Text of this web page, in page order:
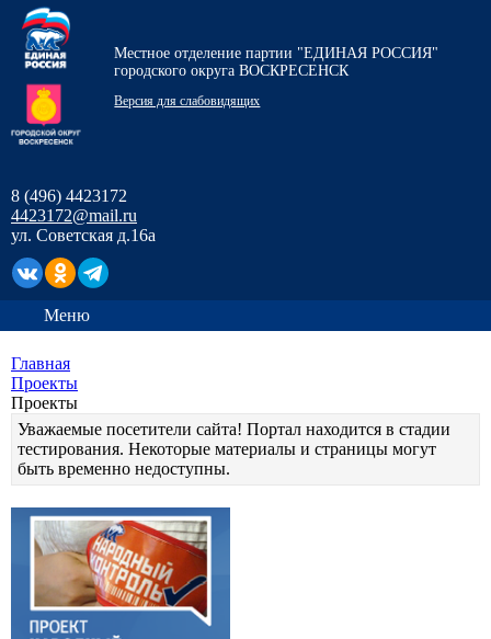
Местное отделение партии "ЕДИНАЯ РОССИЯ"
городского округа ВОСКРЕСЕНСК
Версия для слабовидящих
8 (496) 4423172
4423172@mail.ru
ул. Советская д.16а
Меню
Главная
Проекты
Проекты
Уважаемые посетители сайта! Портал находится в стадии
тестирования. Некоторые материалы и страницы могут
быть временно недоступны.